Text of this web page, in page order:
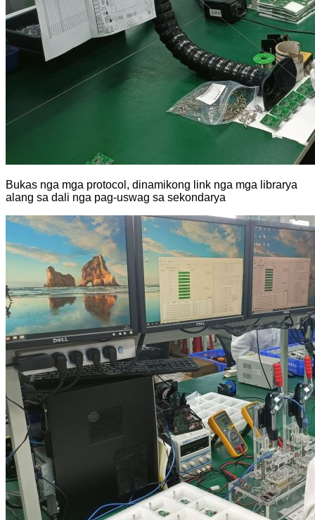
Bukas nga mga protocol, dinamikong link nga mga librarya
alang sa dali nga pag-uswag sa sekondarya